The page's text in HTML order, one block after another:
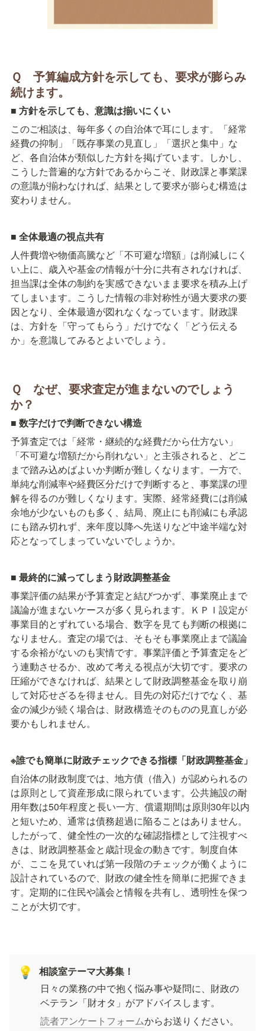
Ｑ　予算編成方針を示しても、要求が膨らみ
続けます。
■ 方針を示しても、意識は揃いにくい
このご相談は、毎年多くの自治体で耳にします。「経常
経費の抑制」「既存事業の見直し」「選択と集中」な
ど、各自治体が類似した方針を掲げています。しかし、
こうした普遍的な方針であるからこそ、財政課と事業課
の意識が揃わなければ、結果として要求が膨らむ構造は
変わりません。
■ 全体最適の視点共有
人件費増や物価高騰など「不可避な増額」は削減しにく
い上に、歳入や基金の情報が十分に共有されなければ、
担当課は全体の制約を実感できないまま要求を積み上げ
てしまいます。こうした情報の非対称性が過大要求の要
因となり、全体最適が図れなくなっています。財政課
は、方針を「守ってもらう」だけでなく「どう伝える
か」を意識してみるとよいでしょう。
Ｑ　なぜ、要求査定が進まないのでしょう
か？
■ 数字だけで判断できない構造
予算査定では「経常・継続的な経費だから仕方ない」
「不可避な増額だから削れない」と主張されると、どこ
まで踏み込めばよいか判断が難しくなります。一方で、
単純な削減率や経費区分だけで判断すると、事業課の理
解を得るのが難しくなります。実際、経常経費には削減
余地が少ないものも多く、結局、廃止にも削減にも承認
にも踏み切れず、来年度以降へ先送りなど中途半端な対
応となってしまっていないでしょうか。
■ 最終的に減ってしまう財政調整基金
事業評価の結果が予算査定と結びつかず、事業廃止まで
議論が進まないケースが多く見られます。ＫＰＩ設定が
事業目的とずれている場合、数字を見ても判断の根拠に
なりません。査定の場では、そもそも事業廃止まで議論
する余裕がないのも実情です。事業評価と予算査定をど
う連動させるか、改めて考える視点が大切です。要求の
圧縮ができなければ、結果として財政調整基金を取り崩
して対応せざるを得ません。目先の対応だけでなく、基
金の減少が続く場合は、財政構造そのものの見直しが必
要かもしれません。
※誰でも簡単に財政チェックできる指標「財政調整基金」
自治体の財政制度では、地方債（借入）が認められるの
は原則として資産形成に限られています。公共施設の耐
用年数は50年程度と長い一方、償還期間は原則30年以内
と短いため、通常は債務超過に陥ることはありません。
したがって、健全性の一次的な確認指標として注視すべ
きは、財政調整基金と歳計現金の動きです。制度自体
が、ここを見ていれば第一段階のチェックが働くように
設計されているので、財政の健全性を簡単に把握できま
す。定期的に住民や議会と情報を共有し、透明性を保つ
ことが大切です。
💡
相談室テーマ大募集！
日々の業務の中で抱く悩み事や疑問に、財政の
ベテラン「財オタ」がアドバイスします。
読者アンケートフォームからお送りください。